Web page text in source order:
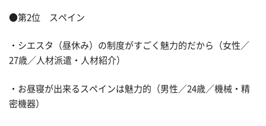
●第2位 スペイン
・シエスタ（昼休み）の制度がすごく魅力的だから（女性／
27歳／人材派遣・人材紹介）
・お昼寝が出来るスペインは魅力的（男性／24歳／機械・精
密機器）